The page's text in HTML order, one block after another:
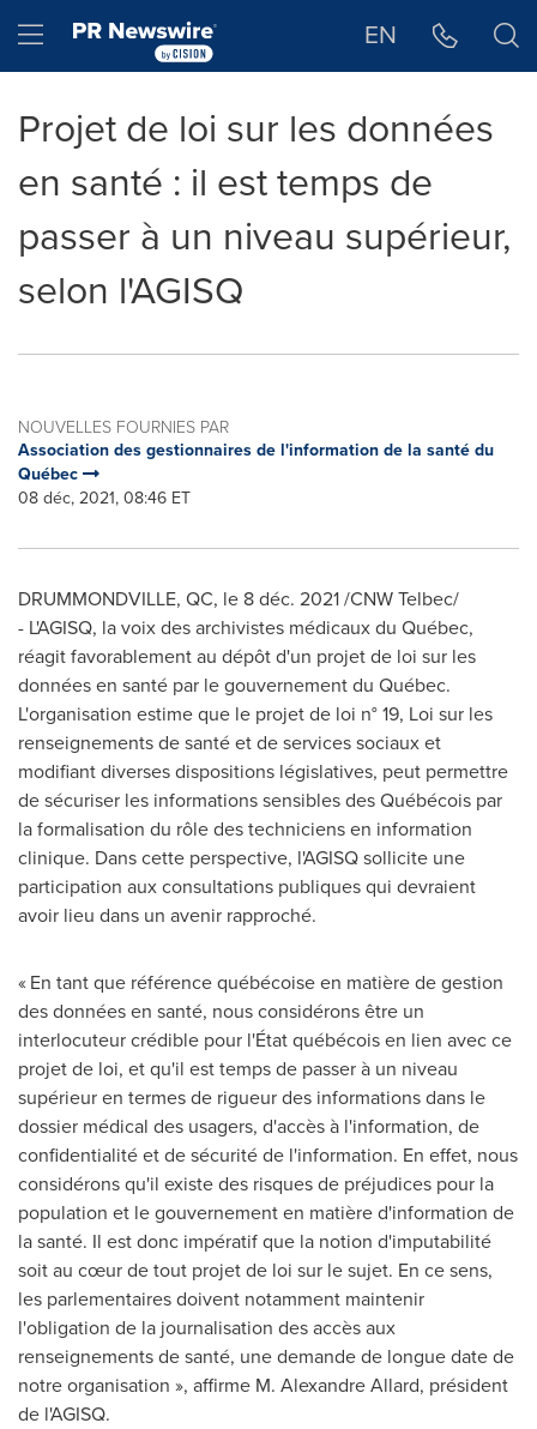
Hamburger menu EN
Projet de loi sur les données
en santé : il est temps de
passer à un niveau supérieur,
selon l'AGISQ
NOUVELLES FOURNIES PAR
Association des gestionnaires de l'information de la santé du
Québec
08 déc, 2021, 08:46 ET
DRUMMONDVILLE, QC, le 8 déc. 2021 /CNW Telbec/
- L'AGISQ, la voix des archivistes médicaux du Québec,
réagit favorablement au dépôt d'un projet de loi sur les
données en santé par le gouvernement du Québec.
L'organisation estime que le projet de loi n° 19, Loi sur les
renseignements de santé et de services sociaux et
modifiant diverses dispositions législatives, peut permettre
de sécuriser les informations sensibles des Québécois par
la formalisation du rôle des techniciens en information
clinique. Dans cette perspective, l'AGISQ sollicite une
participation aux consultations publiques qui devraient
avoir lieu dans un avenir rapproché.
« En tant que référence québécoise en matière de gestion
des données en santé, nous considérons être un
interlocuteur crédible pour l'État québécois en lien avec ce
projet de loi, et qu'il est temps de passer à un niveau
supérieur en termes de rigueur des informations dans le
dossier médical des usagers, d'accès à l'information, de
confidentialité et de sécurité de l'information. En effet, nous
considérons qu'il existe des risques de préjudices pour la
population et le gouvernement en matière d'information de
la santé. Il est donc impératif que la notion d'imputabilité
soit au cœur de tout projet de loi sur le sujet. En ce sens,
les parlementaires doivent notamment maintenir
l'obligation de la journalisation des accès aux
renseignements de santé, une demande de longue date de
notre organisation », affirme M. Alexandre Allard, président
de l'AGISQ.